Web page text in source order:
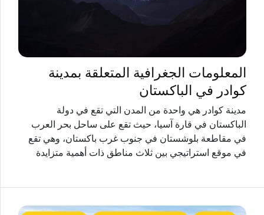
المعلومات الجغرافية المتعلقة بمدينة
كوادر في الباكستان
مدينة كوادر هي واحدة من المدن التي تقع في دولة
الباكستان في قارة آسيا، حيث تقع على ساحل بحر العرب
في مقاطعة بلوشستان في جنوب غرب باكستان، وهي تقع
في موقع استراتيجي بين ثلاث مناطق ذات أهمية متزايدة